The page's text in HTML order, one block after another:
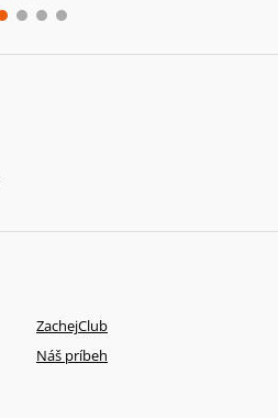
ZachejClub
Náš príbeh